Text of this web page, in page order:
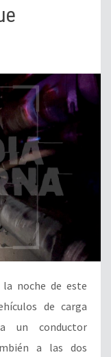
noche de este
de carga
un conductor
a las dos